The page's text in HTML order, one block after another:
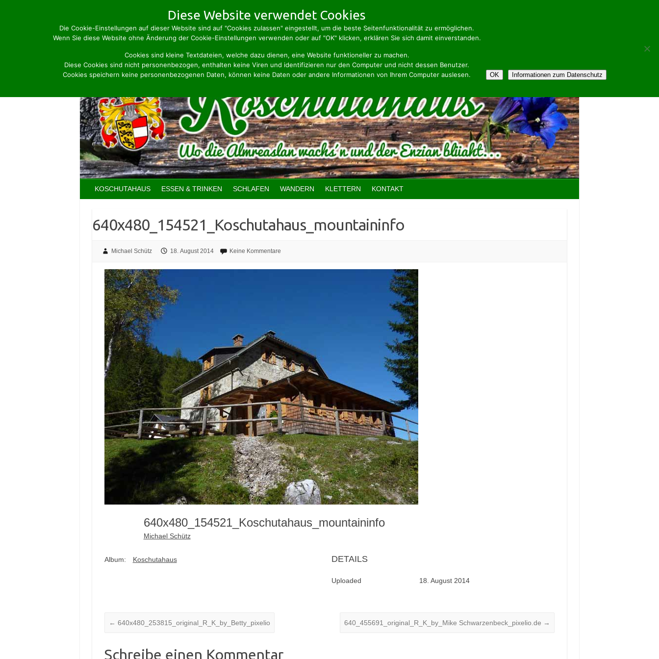
KOSCHUTAHAUS ESSEN & TRINKEN SCHLAFEN WANDERN KLETTERN KONTAKT
640x480_154521_Koschutahaus_mountaininfo
Michael Schütz 18. August 2014 Keine Kommentare
640x480_154521_Koschutahaus_mountaininfo
Michael Schütz
Album: Koschutahaus DETAILS
Uploaded 18. August 2014
← 640x480_253815_original_R_K_by_Betty_pixelio 640_455691_original_R_K_by_Mike Schwarzenbeck_pixelio.de →
Schreibe einen Kommentar
Diese Website verwendet Cookies
Die Cookie-Einstellungen auf dieser Website sind auf "Cookies zulassen" eingestellt, um die beste Seitenfunktionalität zu ermöglichen.
Wenn Sie diese Website ohne Änderung der Cookie-Einstellungen verwenden oder auf "OK" klicken, erklären Sie sich damit einverstanden.
Cookies sind kleine Textdateien, welche dazu dienen, eine Website funktioneller zu machen.
Diese Cookies sind nicht personenbezogen, enthalten keine Viren und identifizieren nur den Computer und nicht dessen Benutzer.
Cookies speichern keine personenbezogenen Daten, können keine Daten oder andere Informationen von Ihrem Computer auslesen.
OK Informationen zum Datenschutz